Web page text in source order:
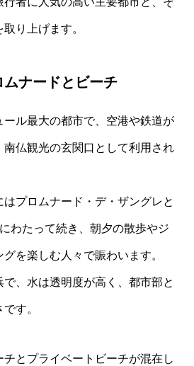
り上げます。
ナードとビーチ
ール最大の都市で、空港や鉄道が
仏観光の玄関口として利用され
プロムナード・デ・ザングレと
わたって続き、朝夕の散歩やジ
を楽しむ人々で賑わいます。
で、水は透明度が高く、都市部と
す。
とプライベートビーチが混在し